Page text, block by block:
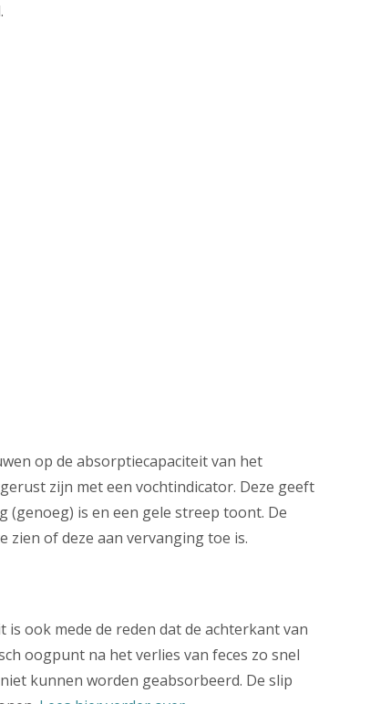
op de absorptiecapaciteit van het
zijn met een vochtindicator. Deze geeft
(genoeg) is en een gele streep toont. De
zien of deze aan vervanging toe is.
ook mede de reden dat de achterkant van
oogpunt na het verlies van feces zo snel
kunnen worden geabsorbeerd. De slip